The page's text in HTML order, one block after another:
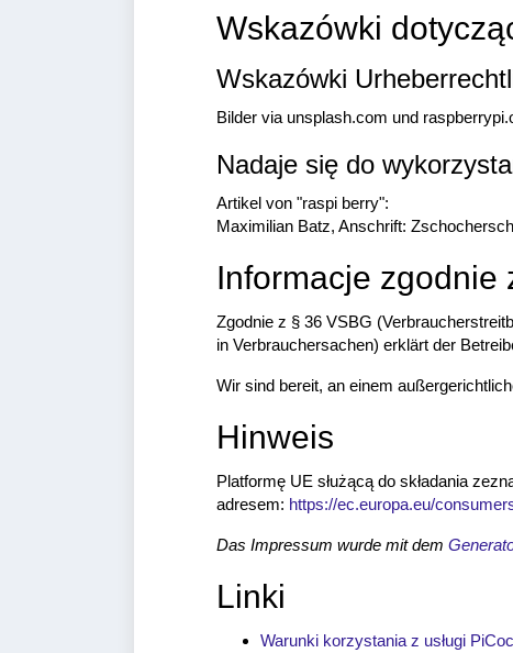
Wskazówki
Wskazówki
Bilder via unsplash.com und
Nadaje się do
Artikel von "raspi berry":
Maximilian Batz, Anschrift:
Informacje zgodnie
Zgodnie z § 36 VSBG
in Verbrauchersachen) erklärt der
Wir sind bereit, an einem
Hinweis
Platformę UE służącą do składania
adresem: https://ec.europa.eu/
Das Impressum wurde mit dem
Linki
Warunki korzystania z usługi